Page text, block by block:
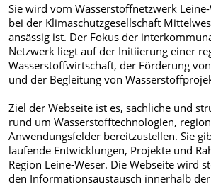
Sie wird vom Wasserstoffnetzwerk
bei der Klimaschutzgesellschaft
ansässig ist. Der Fokus der
Netzwerk liegt auf der Initiierung einer
Wasserstoffwirtschaft, der Förderung
und der Begleitung von
Ziel der Webseite ist es, sachliche und
rund um Wasserstofftechnologien,
Anwendungsfelder bereitzustellen. Sie
laufende Entwicklungen, Projekte und
Region Leine-Weser. Die Webseite wird
den Informationsaustausch innerhalb